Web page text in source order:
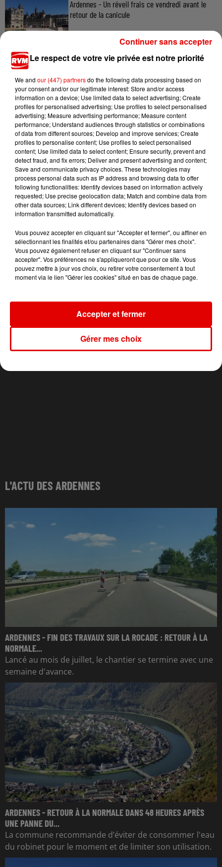
Ardennes - Un réveil frais ce vendredi avant le
retour de la canicule
7 août 2026
monde, fête ses 18 ans
TITRES DIFFUSÉS
23h23
23h23
KYGO FEAT. PAUL MC
CARTNEY & MICHAEL
23h20
23h20
TRINIX
Madan
23h17
23h17
ARMIN VAN BUUREN
Blah Blah Blah
L'ACTU DES ARDENNES
ARDENNES - FIN DES TRAVAUX SUR LA ROCADE : RETOUR À LA
NORMALE...
Lancé au mois de juillet, le chantier se termine avec une
semaine d'avance.
ARDENNES - RETOUR À LA NORMALE DANS 48 HEURES APRÈS
UNE PANNE DU...
La commune recommande d’éviter de consommer l'eau
du robinet pour le moment et de limiter son utilisation.
Le respect de votre vie privée est notre priorité
We and our (447) partnersdo the following data processing based on
your consent and/or our legitimate interest: Store and/or access
information on a device; Use limited data to select advertising; Create
profiles for personalised advertising; Use profiles to select personalised
advertising; Measure advertising performance; Measure content
performance; Understand audiences through statistics or combinations
of data from different sources; Develop and improve services; Create
profiles to personalise content; Use profiles to select personalised
content; Use limited data to select content; Ensure security, prevent and
detect fraud, and fix errors; Deliver and present advertising and content;
Save and communicate privacy choices. These technologies may
process personal data such as IP address and browsing data to offer
following functionalities: Identify devices based on information actively
requested; Use precise geolocation data; Match and combine data from
other data sources; Link different devices; Identify devices based on
information transmitted automatically.
Vous pouvez accepter en cliquant sur "Accepter et fermer", ou affiner en
sélectionnant les finalités et/ou partenaires dans "Gérer mes choix".
Vous pouvez également refuser en cliquant sur "Continuer sans
accepter". Vos préférences ne s'appliqueront que pour ce site. Vous
pouvez mettre à jour vos choix, ou retirer votre consentement à tout
moment via le lien "Gérer les cookies" situé en bas de chaque page.
Gérer mes choix
Accepter et fermer
Continuer sans accepter